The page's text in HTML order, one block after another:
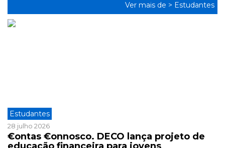
Ver mais de > Estudantes
Estudantes
28 julho 2026
€ontas €onnosco. DECO lança projeto de